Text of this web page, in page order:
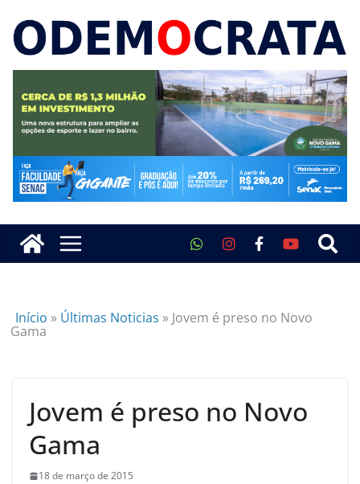
Início » Últimas Noticias » Jovem é preso no Novo
Gama
Jovem é preso no Novo
Gama
18 de março de 2015